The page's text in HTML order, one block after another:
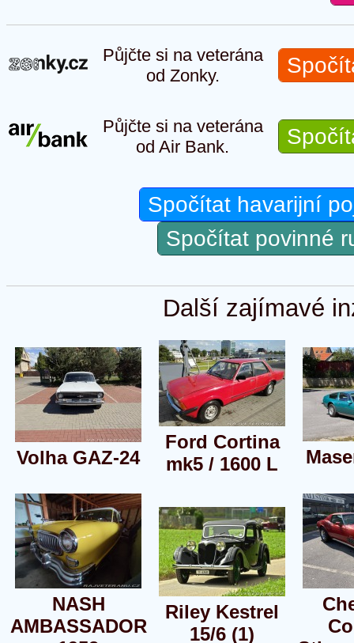
Půjčte si na veterána
od Zonky.
Půjčte si na veterána
od Air Bank.
Spočítat havarijní
Spočítat povinné
Další zajímavé
Volha GAZ-24
Ford Cortina
mk5 / 1600 L
NASH
AMBASSADOR
Riley Kestrel
15/6 (1)